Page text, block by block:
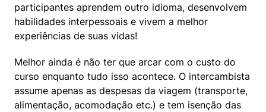
participantes aprendem outro idioma, desenvolvem
habilidades interpessoais e vivem a melhor
experiências de suas vidas!
Melhor ainda é não ter que arcar com o custo do
curso enquanto tudo isso acontece. O intercambista
assume apenas as despesas da viagem (transporte,
alimentação, acomodação etc.) e tem isenção das